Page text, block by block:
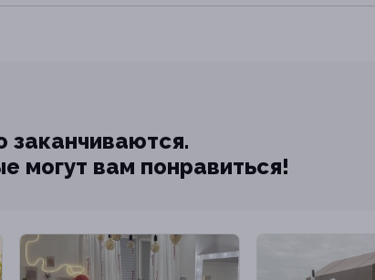
могут вам понравиться!